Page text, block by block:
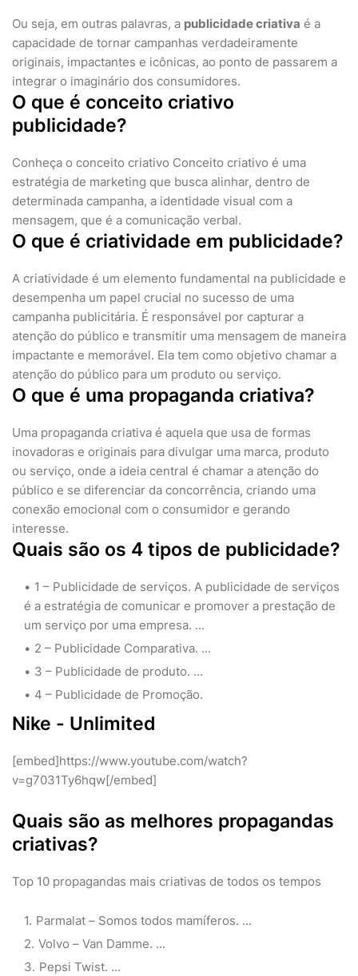
Ou seja, em outras palavras, a publicidade criativa é a
capacidade de tornar campanhas verdadeiramente
originais, impactantes e icônicas, ao ponto de passarem a
integrar o imaginário dos consumidores.
O que é conceito criativo
publicidade?
Conheça o conceito criativo Conceito criativo é uma
estratégia de marketing que busca alinhar, dentro de
determinada campanha, a identidade visual com a
mensagem, que é a comunicação verbal.
O que é criatividade em publicidade?
A criatividade é um elemento fundamental na publicidade e
desempenha um papel crucial no sucesso de uma
campanha publicitária. É responsável por capturar a
atenção do público e transmitir uma mensagem de maneira
impactante e memorável. Ela tem como objetivo chamar a
atenção do público para um produto ou serviço.
O que é uma propaganda criativa?
Uma propaganda criativa é aquela que usa de formas
inovadoras e originais para divulgar uma marca, produto
ou serviço, onde a ideia central é chamar a atenção do
público e se diferenciar da concorrência, criando uma
conexão emocional com o consumidor e gerando
interesse.
Quais são os 4 tipos de publicidade?
1 – Publicidade de serviços. A publicidade de serviços
é a estratégia de comunicar e promover a prestação de
um serviço por uma empresa. ...
2 – Publicidade Comparativa. ...
3 – Publicidade de produto. ...
4 – Publicidade de Promoção.
Nike - Unlimited
[embed]https://www.youtube.com/watch?
v=g7031Ty6hqw[/embed]
Quais são as melhores propagandas
criativas?
Top 10 propagandas mais criativas de todos os tempos
Parmalat – Somos todos mamíferos. ...
Volvo – Van Damme. ...
Pepsi Twist. ...